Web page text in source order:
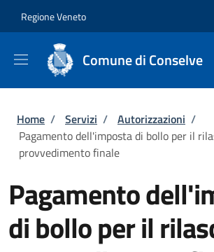
Regione Veneto
Comune di Conselve
Briciole di pane
Home / Servizi / Autorizzazioni /
Pagamento dell'imposta di bollo per il
provvedimento finale
Pagamento
di bollo per il